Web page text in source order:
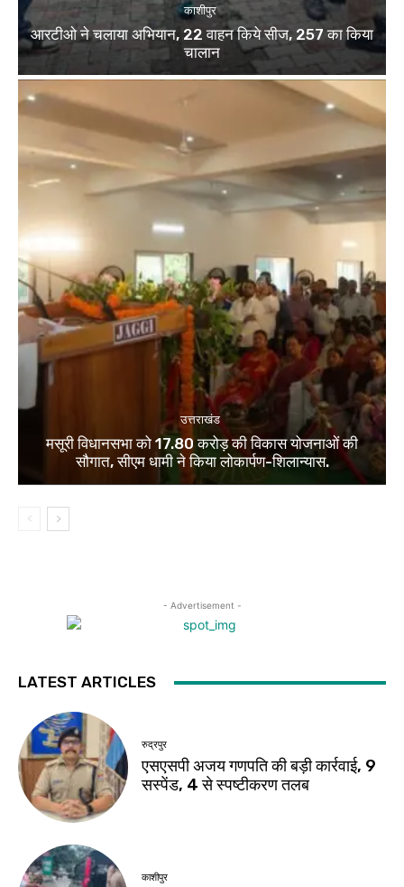
काशीपुर
आरटीओ ने चलाया अभियान, 22 वाहन किये सीज, 257 का किया
चालान
उत्तराखंड
मसूरी विधानसभा को 17.80 करोड़ की विकास योजनाओं की
सौगात, सीएम धामी ने किया लोकार्पण-शिलान्यास.
- Advertisement -
LATEST ARTICLES
रुद्रपुर
एसएसपी अजय गणपति की बड़ी कार्रवाई, 9
सस्पेंड, 4 से स्पष्टीकरण तलब
काशीपुर